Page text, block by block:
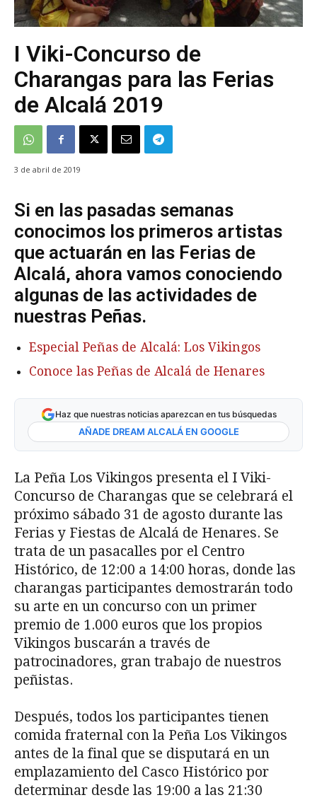
I Viki-Concurso de
Charangas para las Ferias
de Alcalá 2019
3 de abril de 2019
Si en las pasadas semanas
conocimos los primeros artistas
que actuarán en las Ferias de
Alcalá, ahora vamos conociendo
algunas de las actividades de
nuestras Peñas.
Especial Peñas de Alcalá: Los Vikingos
Conoce las Peñas de Alcalá de Henares
Haz que nuestras noticias aparezcan en tus búsquedas
AÑADE DREAM ALCALÁ EN GOOGLE
La Peña Los Vikingos presenta el I Viki-
Concurso de Charangas que se celebrará el
próximo sábado 31 de agosto durante las
Ferias y Fiestas de Alcalá de Henares. Se
trata de un pasacalles por el Centro
Histórico, de 12:00 a 14:00 horas, donde las
charangas participantes demostrarán todo
su arte en un concurso con un primer
premio de 1.000 euros que los propios
Vikingos buscarán a través de
patrocinadores, gran trabajo de nuestros
peñistas.
Después, todos los participantes tienen
comida fraternal con la Peña Los Vikingos
antes de la final que se disputará en un
emplazamiento del Casco Histórico por
determinar desde las 19:00 a las 21:30